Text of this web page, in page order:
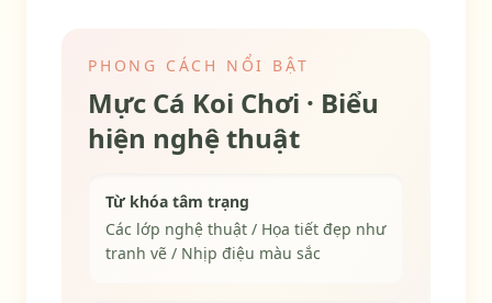
PHONG CÁCH NỔI BẬT
Mực Cá Koi Chơi · Biểu
hiện nghệ thuật
Từ khóa tâm trạng
Các lớp nghệ thuật / Họa tiết đẹp như
tranh vẽ / Nhịp điệu màu sắc